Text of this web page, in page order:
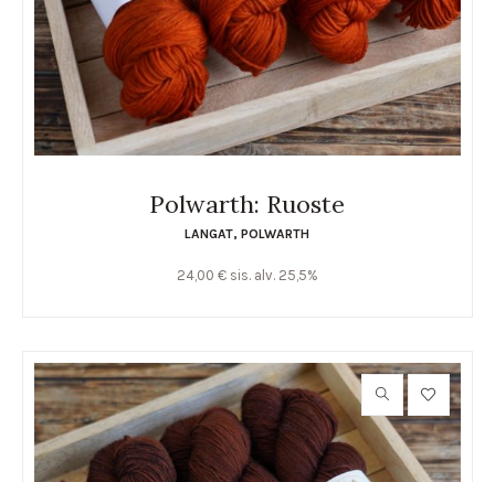
Polwarth: Ruoste
LANGAT,POLWARTH
24,00 € sis. alv. 25,5%